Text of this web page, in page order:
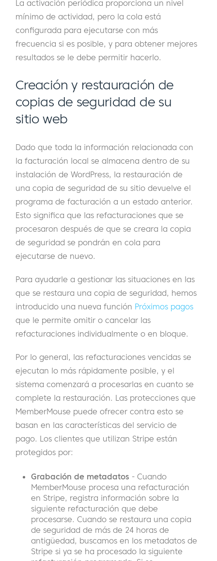
La activación periódica proporciona un nivel
mínimo de actividad, pero la cola está
configurada para ejecutarse con más
frecuencia si es posible, y para obtener mejores
resultados se le debe permitir hacerlo.
Creación y restauración de
copias de seguridad de su
sitio web
Dado que toda la información relacionada con
la facturación local se almacena dentro de su
instalación de WordPress, la restauración de
una copia de seguridad de su sitio devuelve el
programa de facturación a un estado anterior.
Esto significa que las refacturaciones que se
procesaron después de que se creara la copia
de seguridad se pondrán en cola para
ejecutarse de nuevo.
Para ayudarle a gestionar las situaciones en las
que se restaura una copia de seguridad, hemos
introducido una nueva función Próximos pagos
que le permite omitir o cancelar las
refacturaciones individualmente o en bloque.
Por lo general, las refacturaciones vencidas se
ejecutan lo más rápidamente posible, y el
sistema comenzará a procesarlas en cuanto se
complete la restauración. Las protecciones que
MemberMouse puede ofrecer contra esto se
basan en las características del servicio de
pago. Los clientes que utilizan Stripe están
protegidos por:
Grabación de metadatos - Cuando
MemberMouse procesa una refacturación
en Stripe, registra información sobre la
siguiente refacturación que debe
procesarse. Cuando se restaura una copia
de seguridad de más de 24 horas de
antigüedad, buscamos en los metadatos de
Stripe si ya se ha procesado la siguiente